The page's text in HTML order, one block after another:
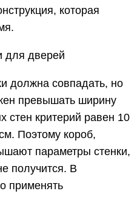
которая
для дверей
должна совпадать, но
превышать ширину
стен критерий равен 10
Поэтому короб,
параметры стенки,
получится. В
применять